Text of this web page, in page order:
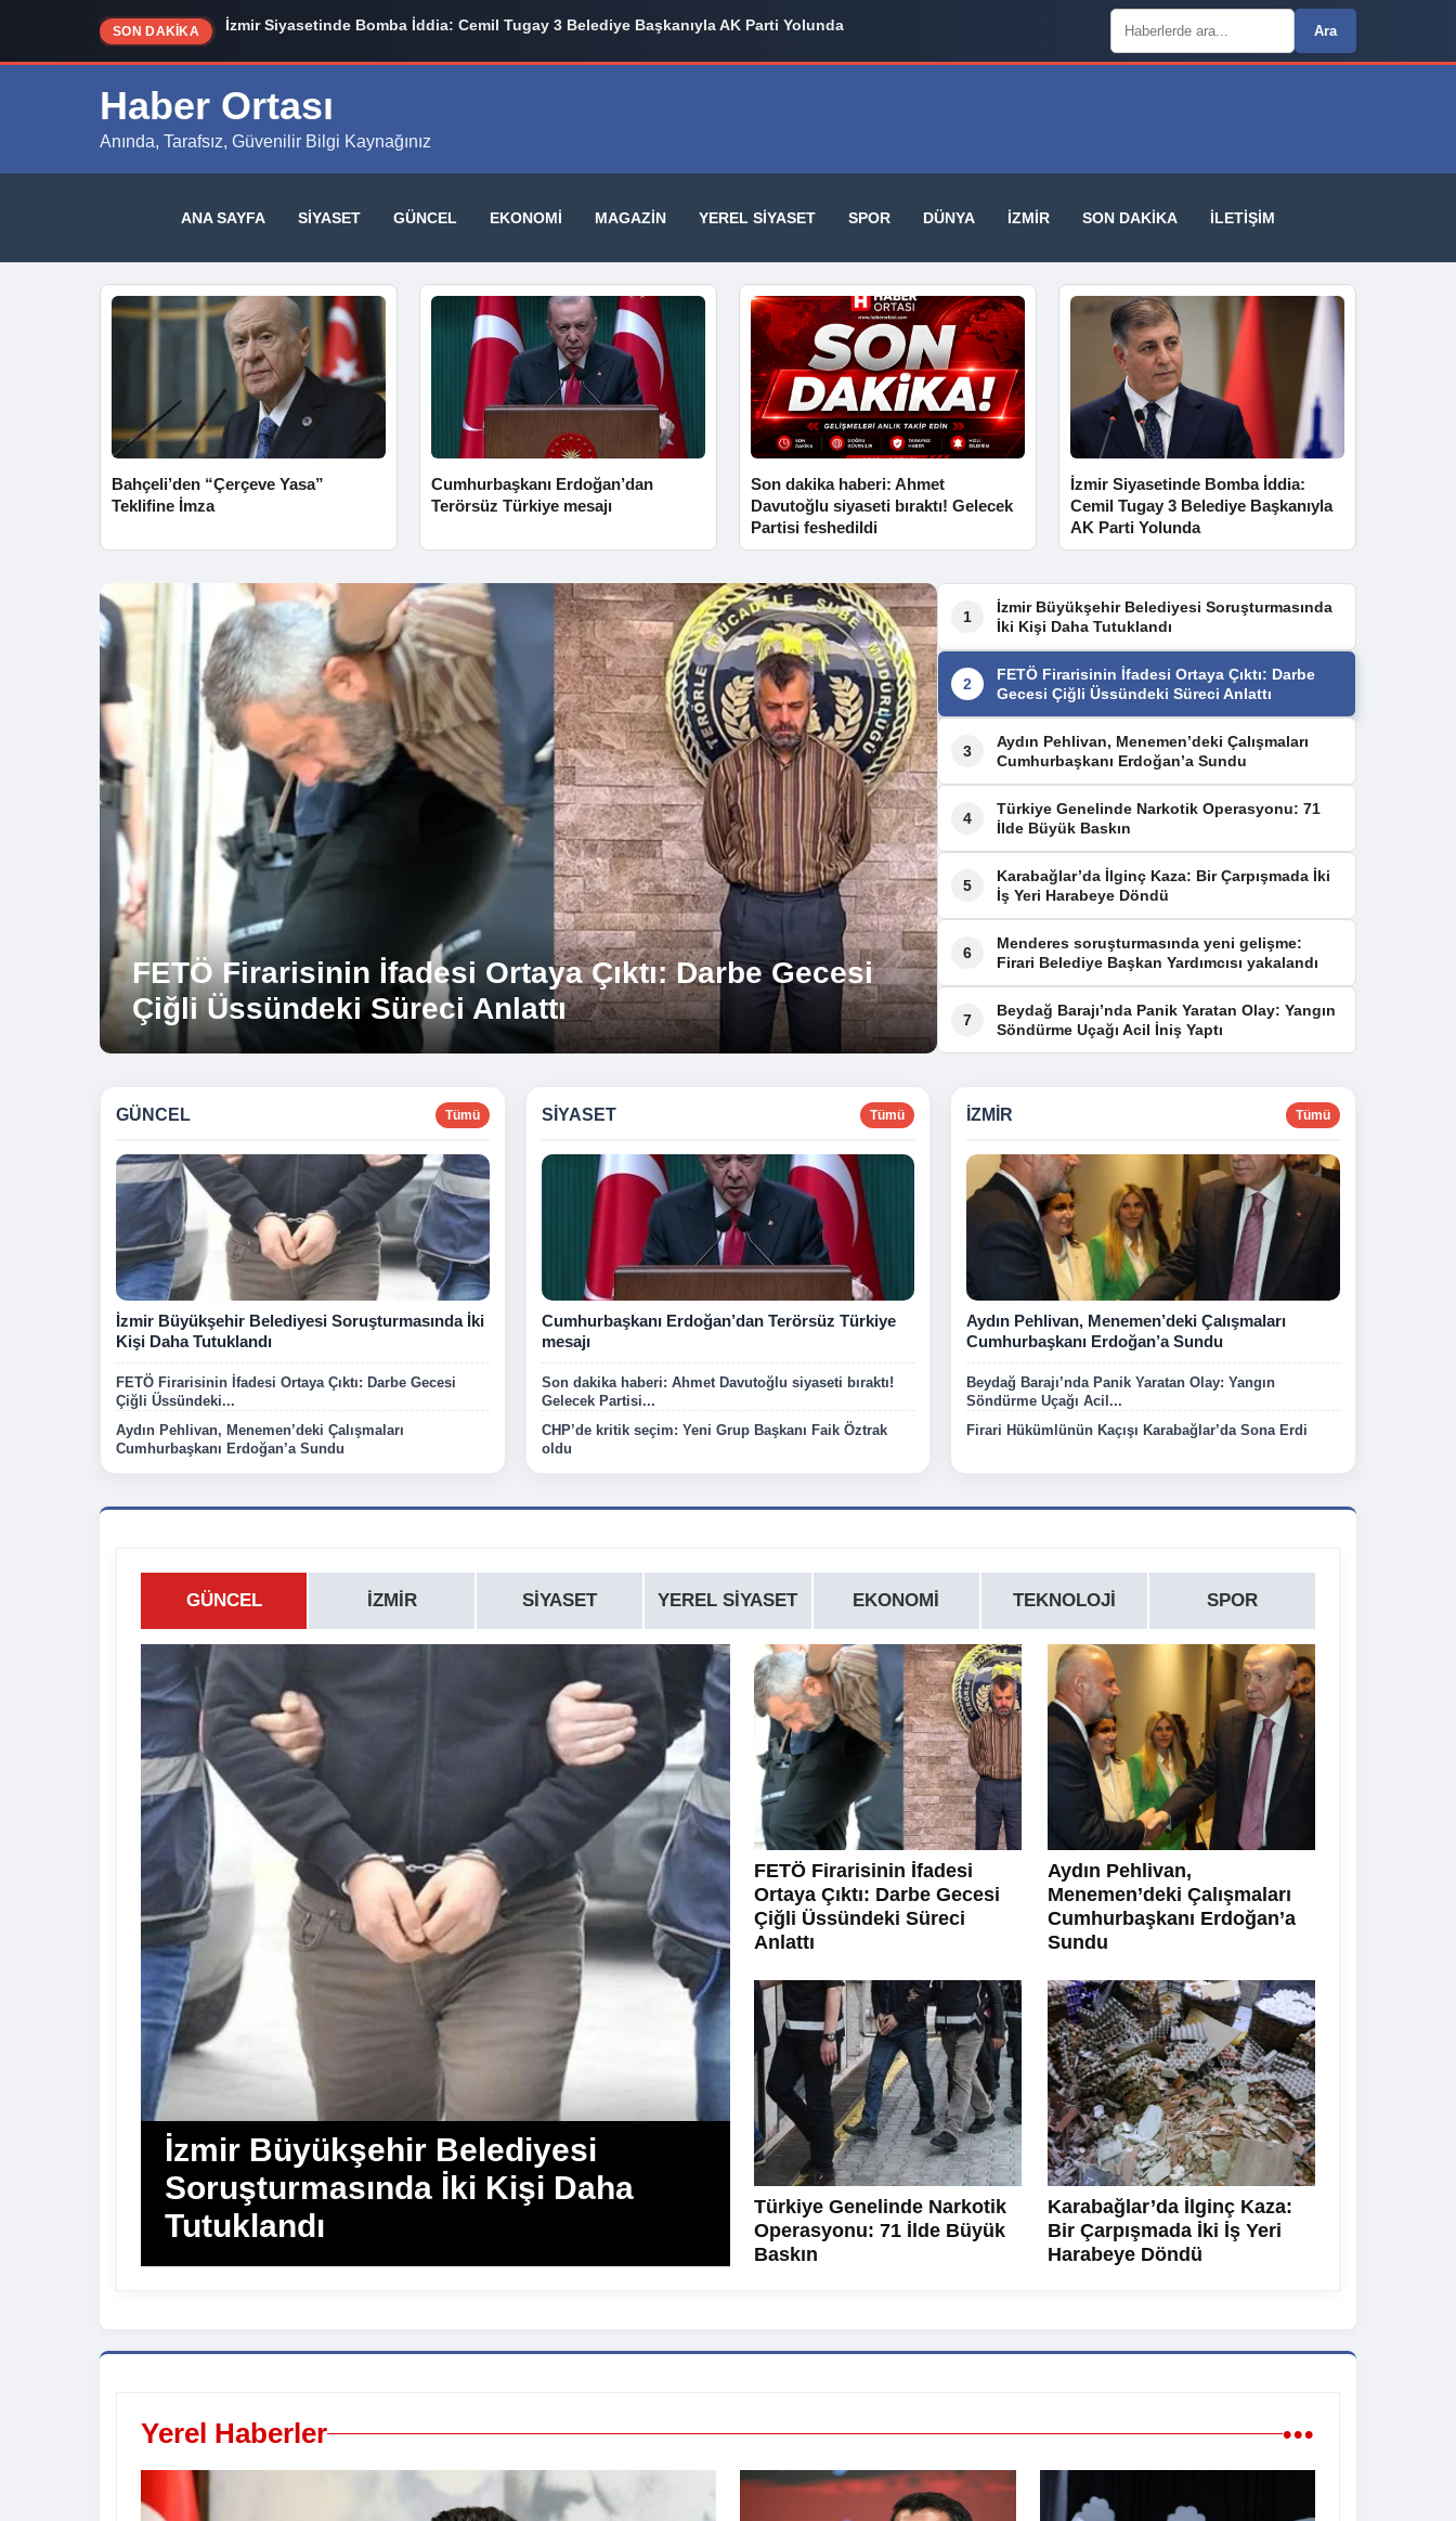
SON DAKİKA İzmir Siyasetinde Bomba İddia: Cemil Tugay 3 Belediye Başkanıyla AK Parti Yolunda Arama:
Ara
Haber Ortası
Anında, Tarafsız, Güvenilir Bilgi Kaynağınız
ANA SAYFA SIYASET GÜNCEL EKONOMI MAGAZIN YEREL SIYASET SPOR DÜNYA İZMIR SON DAKIKA İLETIŞIM
Bahçeli’den “Çerçeve Yasa”
Teklifine İmza
Cumhurbaşkanı Erdoğan’dan
Terörsüz Türkiye mesajı
Son dakika haberi: Ahmet
Davutoğlu siyaseti bıraktı! Gelecek
Partisi feshedildi
İzmir Siyasetinde Bomba İddia:
Cemil Tugay 3 Belediye Başkanıyla
AK Parti Yolunda
FETÖ Firarisinin İfadesi Ortaya Çıktı: Darbe Gecesi
Çiğli Üssündeki Süreci Anlattı
Aydın Pehlivan, Menemen’deki Çalışmaları
Cumhurbaşkanı Erdoğan’a Sundu
1
İzmir Büyükşehir Belediyesi Soruşturmasında
İki Kişi Daha Tutuklandı
2
FETÖ Firarisinin İfadesi Ortaya Çıktı: Darbe
Gecesi Çiğli Üssündeki Süreci Anlattı
3
Aydın Pehlivan, Menemen’deki Çalışmaları
Cumhurbaşkanı Erdoğan’a Sundu
4
Türkiye Genelinde Narkotik Operasyonu: 71
İlde Büyük Baskın
5
Karabağlar’da İlginç Kaza: Bir Çarpışmada İki
İş Yeri Harabeye Döndü
6
Menderes soruşturmasında yeni gelişme:
Firari Belediye Başkan Yardımcısı yakalandı
7
Beydağ Barajı’nda Panik Yaratan Olay: Yangın
Söndürme Uçağı Acil İniş Yaptı
GÜNCEL Tümü
İzmir Büyükşehir Belediyesi Soruşturmasında İki
Kişi Daha Tutuklandı
FETÖ Firarisinin İfadesi Ortaya Çıktı: Darbe Gecesi
Çiğli Üssündeki...
Aydın Pehlivan, Menemen’deki Çalışmaları
Cumhurbaşkanı Erdoğan’a Sundu
SIYASET Tümü
Cumhurbaşkanı Erdoğan’dan Terörsüz Türkiye
mesajı
Son dakika haberi: Ahmet Davutoğlu siyaseti bıraktı!
Gelecek Partisi...
CHP’de kritik seçim: Yeni Grup Başkanı Faik Öztrak
oldu
İZMIR Tümü
Aydın Pehlivan, Menemen’deki Çalışmaları
Cumhurbaşkanı Erdoğan’a Sundu
Beydağ Barajı’nda Panik Yaratan Olay: Yangın
Söndürme Uçağı Acil...
Firari Hükümlünün Kaçışı Karabağlar’da Sona Erdi
GÜNCEL İZMIR SIYASET YEREL SIYASET EKONOMI TEKNOLOJI SPOR
İzmir Büyükşehir Belediyesi
Soruşturmasında İki Kişi Daha
Tutuklandı
FETÖ Firarisinin İfadesi
Ortaya Çıktı: Darbe Gecesi
Çiğli Üssündeki Süreci
Anlattı
Aydın Pehlivan,
Menemen’deki Çalışmaları
Cumhurbaşkanı Erdoğan’a
Sundu
Türkiye Genelinde Narkotik
Operasyonu: 71 İlde Büyük
Baskın
Karabağlar’da İlginç Kaza:
Bir Çarpışmada İki İş Yeri
Harabeye Döndü
Yerel Haberler •••